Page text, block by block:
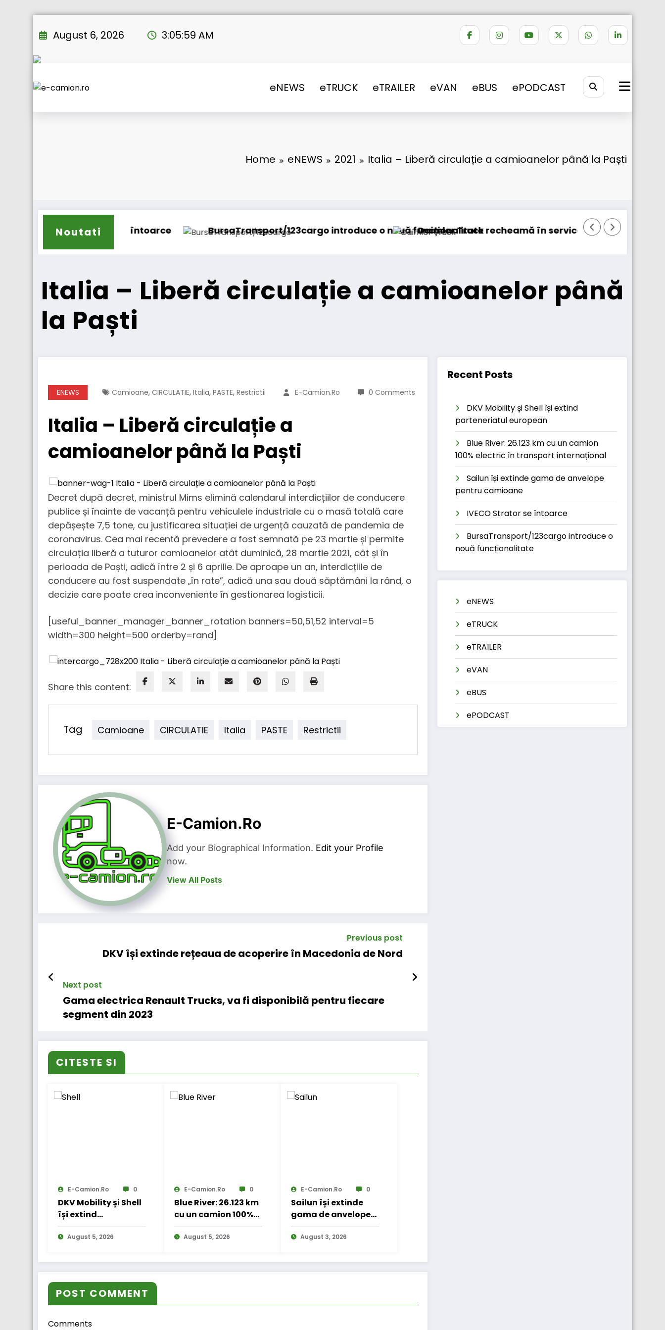
to
August 6, 2026 3:06:00 AM
eNEWS eTRUCK eTRAILER eVAN eBUS ePODCAST
Home eNEWS 2021 Italia – Liberă circulație a camioanelor până la Paști
Noutati
se întoarce BursaTransport/123cargo introduce o nouă funcționalitateDaimler Truck recheamă în service peste 131.000 de camioane
DKV Mobility achiziționează
Italia – Liberă circulație a camioanelor până
la Paști
ENEWS Camioane, CIRCULATIE, Italia, PASTE, Restrictii E-Camion.ro 0 Comments
Italia – Liberă circulație a
camioanelor până la Paști
Decret după decret, ministrul Mims elimină calendarul interdicțiilor de conducere
publice și înainte de vacanță pentru vehiculele industriale cu o masă totală care
depășește 7,5 tone, cu justificarea situației de urgență cauzată de pandemia de
coronavirus. Cea mai recentă prevedere a fost semnată pe 23 martie și permite
circulația liberă a tuturor camioanelor atât duminică, 28 martie 2021, cât și în
perioada de Paști, adică între 2 și 6 aprilie. De aproape un an, interdicțiile de
conducere au fost suspendate „în rate”, adică una sau două săptămâni la rând, o
decizie care poate crea inconveniente în gestionarea logisticii.
[useful_banner_manager_banner_rotation banners=50,51,52 interval=5
width=300 height=500 orderby=rand]
Share this content:
Tag Camioane CIRCULATIE Italia PASTE Restrictii
E-Camion.ro
Add your Biographical Information. Edit your Profile
now.
View All Posts
Previous post
DKV își extinde rețeaua de acoperire în Macedonia de Nord
Next post
Gama electrica Renault Trucks, va fi disponibilă pentru fiecare
segment din 2023
CITESTE SI
E-Camion.ro 0
DKV Mobility și Shell
își extind
parteneriatul
european
August 5, 2026
E-Camion.ro 0
Blue River: 26.123 km
cu un camion 100%
electric în transport
internațional
August 5, 2026
E-Camion.ro 0
Sailun își extinde
gama de anvelope
pentru camioane
August 3, 2026
POST COMMENT
Comments
Recent Posts
DKV Mobility și Shell își extind
parteneriatul european
Blue River: 26.123 km cu un camion
100% electric în transport internațional
Sailun își extinde gama de anvelope
pentru camioane
IVECO Strator se întoarce
BursaTransport/123cargo introduce o
nouă funcționalitate
eNEWS
eTRUCK
eTRAILER
eVAN
eBUS
ePODCAST